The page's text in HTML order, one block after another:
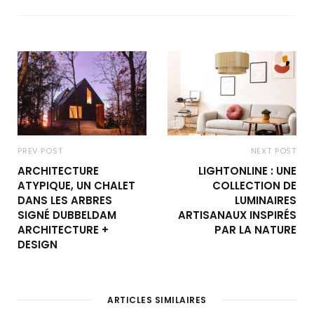
PREV POST
ARCHITECTURE
ATYPIQUE, UN CHALET
DANS LES ARBRES
SIGNÉ DUBBELDAM
ARCHITECTURE +
DESIGN
NEXT POST
LIGHTONLINE : UNE
COLLECTION DE
LUMINAIRES
ARTISANAUX INSPIRÉS
PAR LA NATURE
ARTICLES SIMILAIRES